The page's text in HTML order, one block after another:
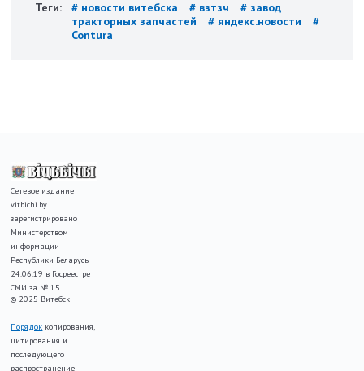
Теги: # новости витебска # взтзч
# завод
тракторных запчастей
# яндекс.новости
#
Contura
Сетевое издание
vitbichi.by
зарегистрировано
Министерством
информации
Республики Беларусь
24.06.19 в Госреестре
СМИ за № 15.
© 2025 Витебск
Порядок копирования,
цитирования и
последующего
распространение